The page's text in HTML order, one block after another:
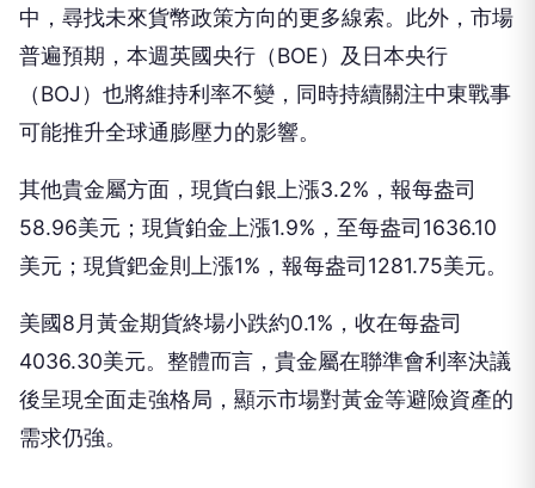
中，尋找未來貨幣政策方向的更多線索。此外，市場
普遍預期，本週英國央行（BOE）及日本央行
（BOJ）也將維持利率不變，同時持續關注中東戰事
可能推升全球通膨壓力的影響。
其他貴金屬方面，現貨白銀上漲3.2%，報每盎司
58.96美元；現貨鉑金上漲1.9%，至每盎司1636.10
美元；現貨鈀金則上漲1%，報每盎司1281.75美元。
美國8月黃金期貨終場小跌約0.1%，收在每盎司
4036.30美元。整體而言，貴金屬在聯準會利率決議
後呈現全面走強格局，顯示市場對黃金等避險資產的
需求仍強。